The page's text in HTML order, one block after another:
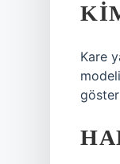
Kare